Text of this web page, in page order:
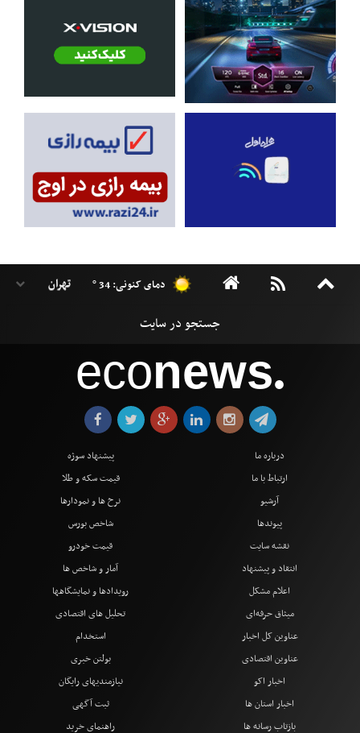
دمای کنونی: 34 °
econews●
درباره ما
ارتباط با ما
آرشیو
پیوندها
نقشه سایت
انتقاد و پیشنهاد
اعلام مشکل
میثاق حرفه‌ای
پیشنهاد سوژه
قیمت سکه و طلا
نرخ ها و نمودارها
شاخص بورس
قیمت خودرو
آمار و شاخص ها
رویدادها و نمایشگاهها
تحلیل های اقتصادی
عناوین کل اخبار
عناوین اقتصادی
اخبار اکو
اخبار استان ها
بازتاب رسانه ها
استخدام
بولتن خبری
نیازمندیهای رایگان
ثبت آگهی
راهنمای خرید